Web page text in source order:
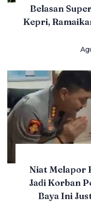
Belasan
Kepri,
Niat Melapor
Jadi Korban
Baya Ini